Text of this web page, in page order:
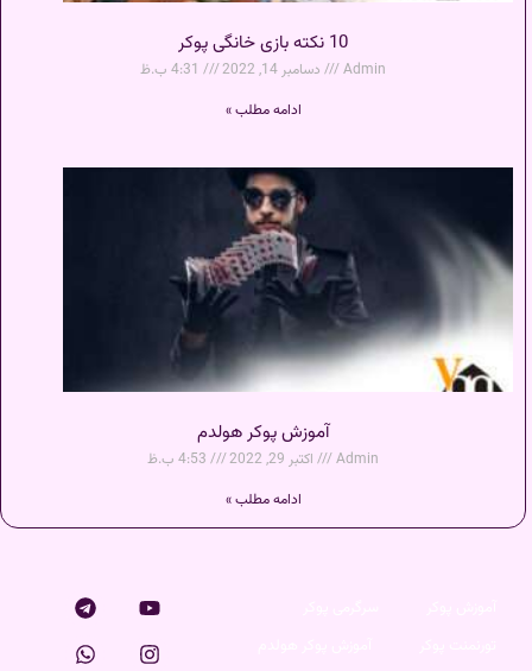
10 نکته بازی خانگی پوکر
Admin دسامبر 14, 2022
ادامه مطلب »
آموزش پوکر هولدم
Admin اکتبر 29, 2022
ادامه مطلب »